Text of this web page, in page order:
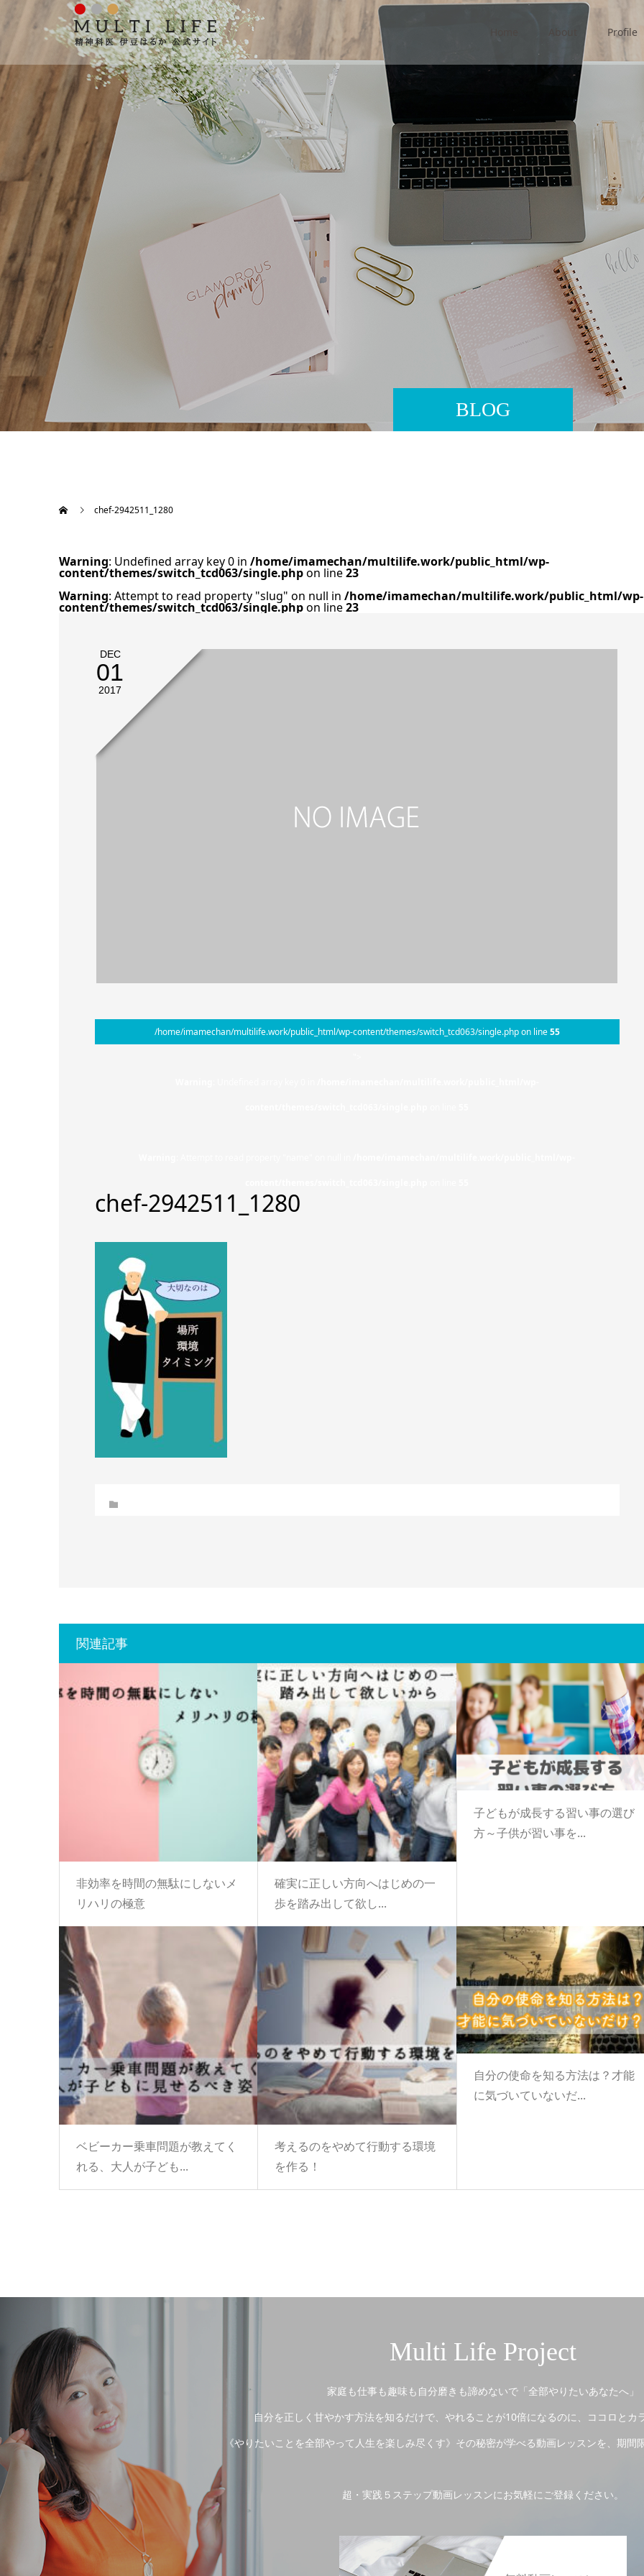
About Profile
BLOG
chef-2942511_1280
Warning: Undefined array key 0 in /home/imamechan/multilife.work/public_html/wp-
content/themes/switch_tcd063/single.phpon line23
Warning: Attempt to read property "slug" on null in /home/imamechan/multilife.work/public_html/wp-
content/themes/switch_tcd063/single.phpon line23
DEC
01
2017
/home/imamechan/multilife.work/public_html/wp-content/themes/switch_tcd063/single.php on line55
chef-2942511_1280
関連記事
非効率を時間の無駄にしないメ
リハリの極意
確実に正しい方向へはじめの一
歩を踏み出して欲し...
子どもが成長する習い事の選び
方～子供が習い事を...
ベビーカー乗車問題が教えてく
れる、大人が子ども...
考えるのをやめて行動する環境
を作る！
自分の使命を知る方法は？才能
に気づいていないだ...
Multi Life Project
家庭も仕事も趣味も自分磨きも諦めないで「全部やりたいあなたへ」
自分を正しく甘やかす方法を知るだけで、やれることが10倍になるのに、ココロとカ
《やりたいことを全部やって人生を楽しみ尽くす》その秘密が学べる動画レッスンを、期間
超・実践５ステップ動画レッスンにお気軽にご登録ください。